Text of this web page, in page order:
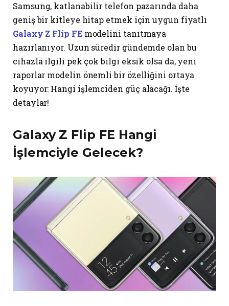
Samsung, katlanabilir telefon pazarında daha
geniş bir kitleye hitap etmek için uygun fiyatlı
Galaxy Z Flip FEmodelini tanıtmaya
hazırlanıyor. Uzun süredir gündemde olan bu
cihazla ilgili pek çok bilgi eksik olsa da, yeni
raporlar modelin önemli bir özelliğini ortaya
koyuyor: Hangi işlemciden güç alacağı. İşte
detaylar!
Galaxy Z Flip FE Hangi
İşlemciyle Gelecek?